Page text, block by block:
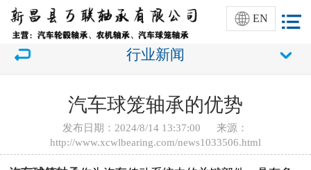
EN
行业新闻
汽车球笼轴承的优势
发布日期：2024/8/14 13:37:00 来源：
http://www.xcwlbearing.com/news1033506.html